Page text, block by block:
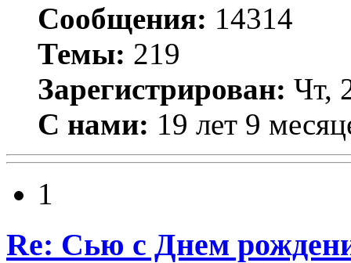
Сообщения: 14314
Темы: 219
Зарегистрирован: Чт,
С нами: 19 лет 9
1
Re: Сью с Днем